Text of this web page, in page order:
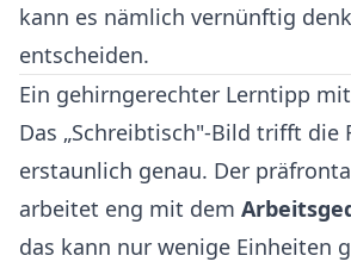
kann es nämlich vernünftig
entscheiden.
Ein gehirngerechter Lerntipp
Das „Schreibtisch"-Bild trifft die
erstaunlich genau. Der
arbeitet eng mit dem
das kann nur wenige Einheiten